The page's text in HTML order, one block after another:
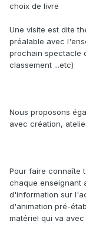
choix de livre
Une visite est dite
préalable avec
prochain spectacle
classement ...etc)
Nous proposons
avec création,
Pour faire connaîte
chaque enseignant
d'information sur
d'animation pré-
matériel qui va avec